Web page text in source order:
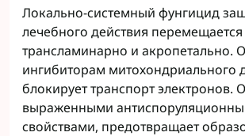
Локально-системный фунгицид
лечебного действия перемещается
трансламинарно и акропетально.
ингибиторам митохондриального
блокирует транспорт электронов.
выраженными
свойствами, предотвращает